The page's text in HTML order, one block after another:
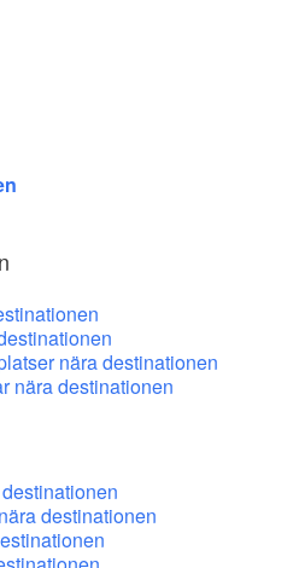
nära destinationen
nära destinationen
destinationen